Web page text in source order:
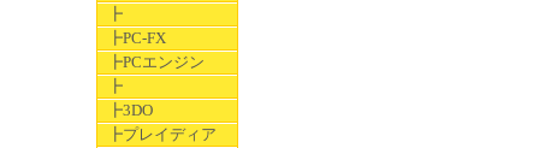
┣
┣PC-FX
┣PCエンジン
┣
┣3DO
┣プレイディア